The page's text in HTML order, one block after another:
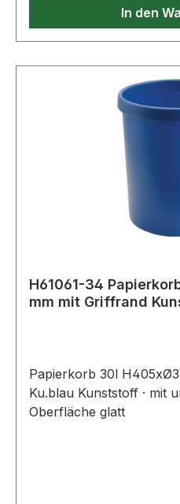
In den
H61061-34
mm mit Griffrand
Papierkorb 30l
Ku.blau Kunststoff · mit
Oberfläche glatt